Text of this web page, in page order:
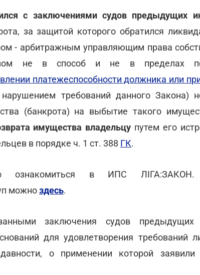
с заключениями судов предыдущих
за защитой которого обратился
- арбитражным управляющим права
не в способ и не в пределах
платежеспособности должника или
требований данного Закона)
(банкрота) на выбытие такого
имущества владельцу путем его
в порядке ч. 1 ст. 388 ГК.
ознакомиться в ИПС ЛІГА:ЗАКОН.
можноздесь.
заключения судов предыдущих
для удовлетворения требований
о применении которой заявили